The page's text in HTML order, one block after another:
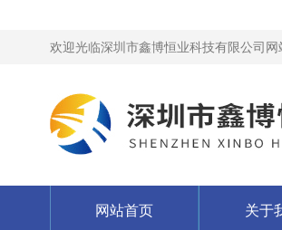
欢迎光临深圳市鑫博恒业科技有限公司网
网站首页 关于